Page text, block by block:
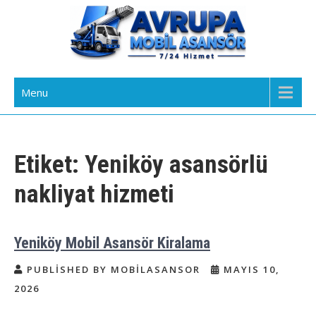
Avrupa Yakası Mobil Asansör
Kiralama
Menu
Etiket: Yeniköy asansörlü
nakliyat hizmeti
Yeniköy Mobil Asansör Kiralama
PUBLISHED BY MOBILASANSOR
MAYIS 10,
2026